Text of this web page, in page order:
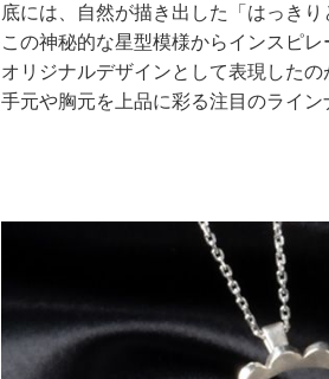
底には、自然が描き出した「はっき
この神秘的な星型模様からインスピ
オリジナルデザインとして表現したの
手元や胸元を上品に彩る注目のライン